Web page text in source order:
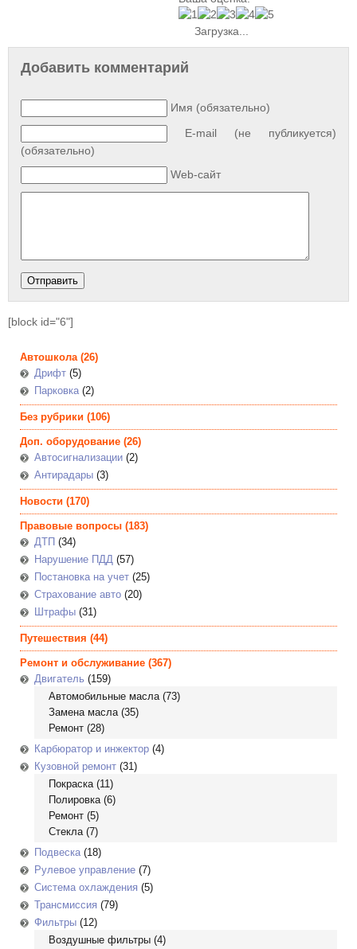
Загрузка...
Добавить комментарий
Имя (обязательно)
E-mail (не публикуется)
(обязательно)
Web-сайт
[block id="6"]
Автошкола(26)
Дрифт (5)
Парковка(2)
Без рубрики (106)
Доп. оборудование (26)
Автосигнализации (2)
Антирадары (3)
Новости (170)
Правовые вопросы (183)
ДТП (34)
Нарушение ПДД (57)
Постановка на учет (25)
Страхование авто (20)
Штрафы (31)
Путешествия (44)
Ремонт и обслуживание (367)
Двигатель (159)
Автомобильные масла(73)
Замена масла(35)
Ремонт (28)
Карбюратор и инжектор (4)
Кузовной ремонт (31)
Покраска(11)
Полировка(6)
Ремонт (5)
Стекла(7)
Подвеска(18)
Рулевое управление (7)
Система охлаждения (5)
Трансмиссия (79)
Фильтры (12)
Воздушные фильтры (4)